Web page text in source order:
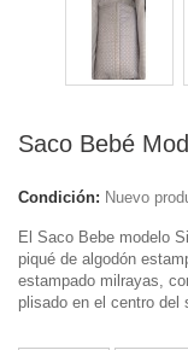
Saco Bebé
Condición: Nuevo
El Saco Bebe modelo
piqué de algodón
estampado milrayas,
plisado en el centro del